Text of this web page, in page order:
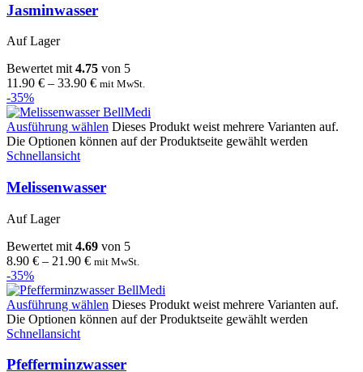
Jasminwasser
Auf Lager
Bewertet mit 4.75 von 5
11.90 € – 33.90 € mit MwSt.
-35%
Ausführung wählen Dieses Produkt weist mehrere Varianten auf.
Die Optionen können auf der Produktseite gewählt werden
Schnellansicht
Melissenwasser
Auf Lager
Bewertet mit 4.69 von 5
8.90 € – 21.90 € mit MwSt.
-35%
Ausführung wählen Dieses Produkt weist mehrere Varianten auf.
Die Optionen können auf der Produktseite gewählt werden
Schnellansicht
Pfefferminzwasser